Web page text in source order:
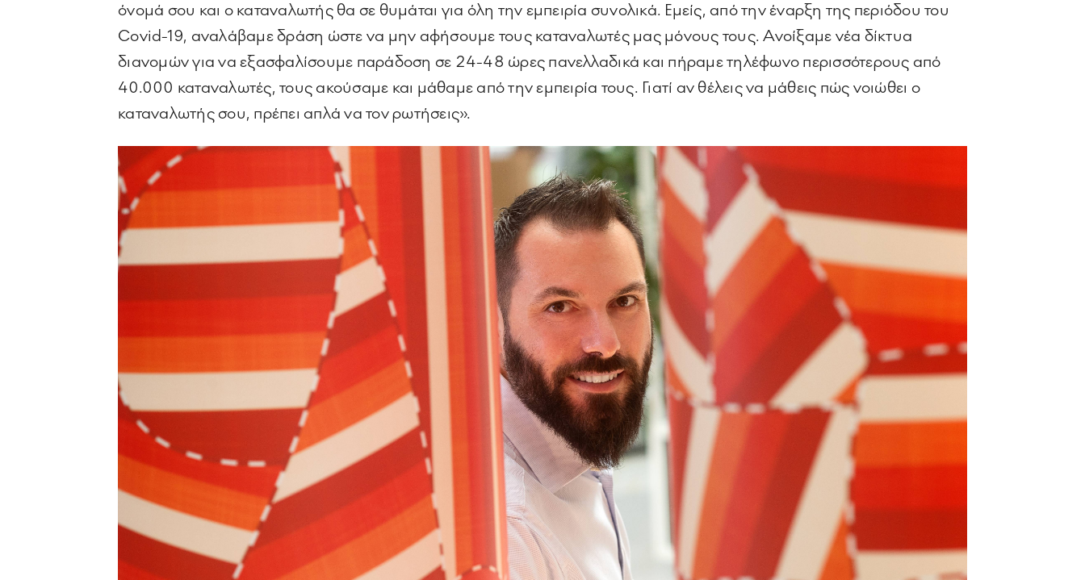
όνομά σου και ο καταναλωτής θα σε θυμάται για όλη την εμπειρία συνολικά. Εμείς, από την έναρξη της περιόδου του
Covid-19, αναλάβαμε δράση ώστε να μην αφήσουμε τους καταναλωτές μας μόνους τους. Ανοίξαμε νέα δίκτυα
διανομών για να εξασφαλίσουμε παράδοση σε 24-48 ώρες πανελλαδικά και πήραμε τηλέφωνο περισσότερους από
40.000 καταναλωτές, τους ακούσαμε και μάθαμε από την εμπειρία τους. Γιατί αν θέλεις να μάθεις πώς νοιώθει ο
καταναλωτής σου, πρέπει απλά να τον ρωτήσεις».